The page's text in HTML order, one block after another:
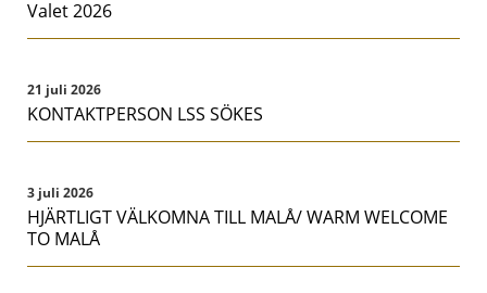
Valet 2026
21 juli 2026
KONTAKTPERSON LSS SÖKES
3 juli 2026
HJÄRTLIGT VÄLKOMNA TILL MALÅ/ WARM WELCOME
TO MALÅ